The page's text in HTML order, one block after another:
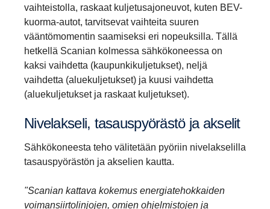
vaihteistolla, raskaat kuljetusajoneuvot, kuten BEV-
kuorma-autot, tarvitsevat vaihteita suuren
vääntömomentin saamiseksi eri nopeuksilla. Tällä
hetkellä Scanian kolmessa sähkökoneessa on
kaksi vaihdetta (kaupunkikuljetukset), neljä
vaihdetta (aluekuljetukset) ja kuusi vaihdetta
(aluekuljetukset ja raskaat kuljetukset).
Nivelak­seli, tasaus­pyö­rästö ja akselit
Sähkökoneesta teho välitetään pyöriin nivelakselilla
tasauspyörästön ja akselien kautta.
"Scanian kattava kokemus energiatehokkaiden
voimansiirtolinjojen, omien ohjelmistojen ja